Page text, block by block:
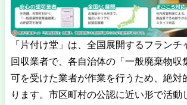
「片付け堂」は、全国展開するフランチ
回収業者で、各自治体の「一般廃棄物収
可を受けた業者が作業を行うため、絶対
ります。市区町村の公認に近い形で活動